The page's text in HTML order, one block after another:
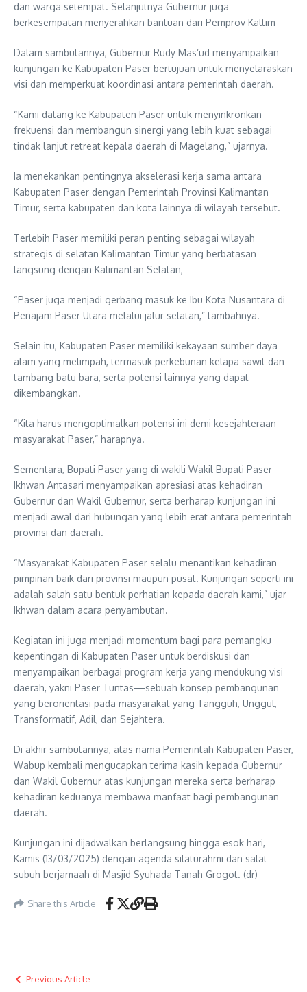
dan warga setempat. Selanjutnya Gubernur juga
berkesempatan menyerahkan bantuan dari Pemprov Kaltim
Dalam sambutannya, Gubernur Rudy Mas’ud menyampaikan
kunjungan ke Kabupaten Paser bertujuan untuk menyelaraskan
visi dan memperkuat koordinasi antara pemerintah daerah.
“Kami datang ke Kabupaten Paser untuk menyinkronkan
frekuensi dan membangun sinergi yang lebih kuat sebagai
tindak lanjut retreat kepala daerah di Magelang,” ujarnya.
Ia menekankan pentingnya akselerasi kerja sama antara
Kabupaten Paser dengan Pemerintah Provinsi Kalimantan
Timur, serta kabupaten dan kota lainnya di wilayah tersebut.
Terlebih Paser memiliki peran penting sebagai wilayah
strategis di selatan Kalimantan Timur yang berbatasan
langsung dengan Kalimantan Selatan,
“Paser juga menjadi gerbang masuk ke Ibu Kota Nusantara di
Penajam Paser Utara melalui jalur selatan,” tambahnya.
Selain itu, Kabupaten Paser memiliki kekayaan sumber daya
alam yang melimpah, termasuk perkebunan kelapa sawit dan
tambang batu bara, serta potensi lainnya yang dapat
dikembangkan.
“Kita harus mengoptimalkan potensi ini demi kesejahteraan
masyarakat Paser,” harapnya.
Sementara, Bupati Paser yang di wakili Wakil Bupati Paser
Ikhwan Antasari menyampaikan apresiasi atas kehadiran
Gubernur dan Wakil Gubernur, serta berharap kunjungan ini
menjadi awal dari hubungan yang lebih erat antara pemerintah
provinsi dan daerah.
“Masyarakat Kabupaten Paser selalu menantikan kehadiran
pimpinan baik dari provinsi maupun pusat. Kunjungan seperti ini
adalah salah satu bentuk perhatian kepada daerah kami,” ujar
Ikhwan dalam acara penyambutan.
Kegiatan ini juga menjadi momentum bagi para pemangku
kepentingan di Kabupaten Paser untuk berdiskusi dan
menyampaikan berbagai program kerja yang mendukung visi
daerah, yakni Paser Tuntas—sebuah konsep pembangunan
yang berorientasi pada masyarakat yang Tangguh, Unggul,
Transformatif, Adil, dan Sejahtera.
Di akhir sambutannya, atas nama Pemerintah Kabupaten Paser,
Wabup kembali mengucapkan terima kasih kepada Gubernur
dan Wakil Gubernur atas kunjungan mereka serta berharap
kehadiran keduanya membawa manfaat bagi pembangunan
daerah.
Kunjungan ini dijadwalkan berlangsung hingga esok hari,
Kamis (13/03/2025) dengan agenda silaturahmi dan salat
subuh berjamaah di Masjid Syuhada Tanah Grogot. (dr)
Share this Article
Previous Article